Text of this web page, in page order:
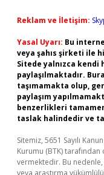
Reklam ve İletişim:
Yasal Uyarı: Bu
veya şahıs şirketi ile
Sitede yalnızca kendi
paylaşılmaktadır.
taşımamakta olup,
paylaşım
benzerlikleri
taslak halindedir ve
Sitemiz, 5651 Sayılı
Kurumu (BTK) tarafından
vermektedir. Bu
veya araştırma